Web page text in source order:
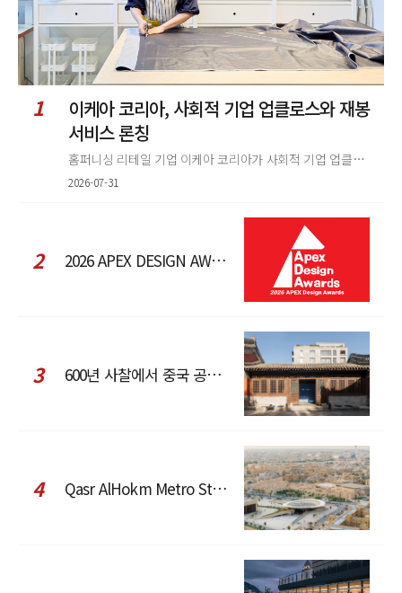
1
이케아 코리아, 사회적 기업 업클로스와 재봉
서비스 론칭
홈퍼니싱 리테일 기업 이케아 코리아가 사회적 기업 업클로스(Upcloth)와 협력해 재봉 서비스를 선보인다. 이번 협업은 이케
2026-07-31
2 2026 APEX DESIGN AWARDS
3 600년 사찰에서 중국 공예와 현대 패션을 직조한 ZARA x Fanglu Lin Pop-Up
4 Qasr AlHokm Metro Station, 구도심과 현대 공공 인프라의 접점을 제안하다